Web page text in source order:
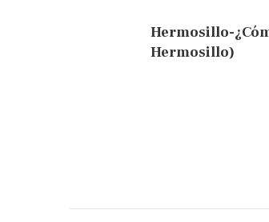
Hermosillo-
Hermosillo)